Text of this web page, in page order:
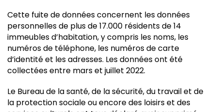
Cette fuite de données concernent les données
personnelles de plus de 17.000 résidents de 14
immeubles d’habitation, y compris les noms, les
numéros de téléphone, les numéros de carte
d’identité et les adresses. Les données ont été
collectées entre mars et juillet 2022.
Le Bureau de la santé, de la sécurité, du travail et de
la protection sociale ou encore des loisirs et des